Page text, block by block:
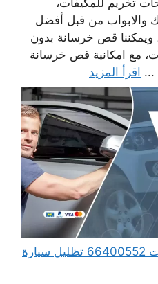
والابواب من قبل أفضل
قص خرسانة بدون
مع امكانية قص خرسانة
... اقرأ المزيد
تظليل سيارات متنقل الكويت 66400552 تظليل سيارة